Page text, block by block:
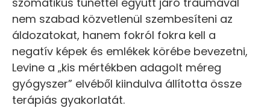
nem szabad közvetlenül szembesíteni az
áldozatokat, hanem fokról fokra kell a
negatív képek és emlékek körébe bevezetni,
Levine a „kis mértékben adagolt méreg
gyógyszer” elvéből kiindulva állította össze
terápiás gyakorlatát.